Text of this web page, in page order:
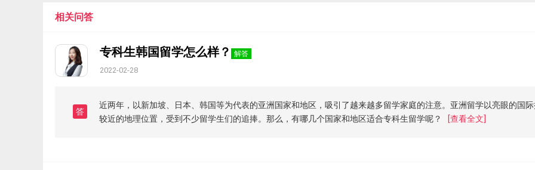
相关问答
专科生韩国留学怎么样？ 解答
2022-02-28
答
近两年，以新加坡、日本、韩国等为代表的亚洲国家和地区，吸引了越来越多留学家庭的注意。亚洲留学以亮眼的国
较近的地理位置，受到不少留学生们的追捧。那么，有哪几个国家和地区适合专科生留学呢？
[查看全文]